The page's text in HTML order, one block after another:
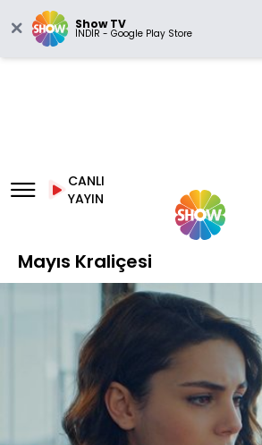
Show TV
İNDİR - Google Play Store
CANLI
YAYIN
Mayıs Kraliçesi